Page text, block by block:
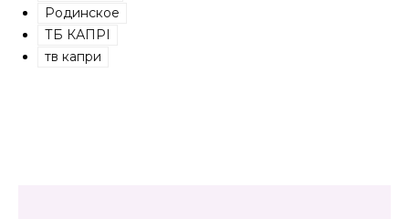
Родинское
ТБ КАПРІ
тв капри